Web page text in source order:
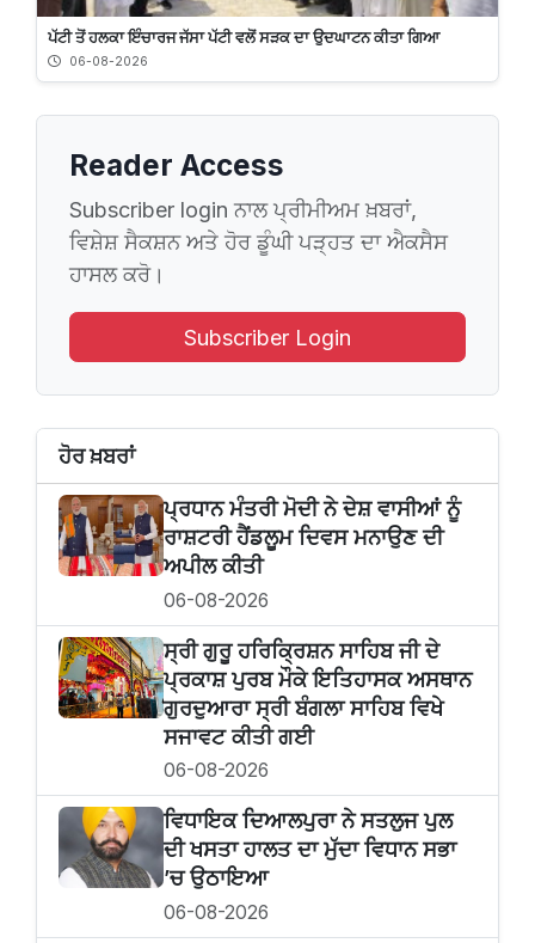
ਪੱਟੀ ਤੋਂ ਹਲਕਾ ਇੰਚਾਰਜ ਜੱਸਾ ਪੱਟੀ ਵਲੋਂ ਸੜਕ ਦਾ ਉਦਘਾਟਨ ਕੀਤਾ ਗਿਆ
06-08-2026
Reader Access
Subscriber login ਨਾਲ ਪ੍ਰੀਮੀਅਮ ਖ਼ਬਰਾਂ,
ਵਿਸ਼ੇਸ਼ ਸੈਕਸ਼ਨ ਅਤੇ ਹੋਰ ਡੂੰਘੀ ਪੜ੍ਹਤ ਦਾ ਐਕਸੈਸ
ਹਾਸਲ ਕਰੋ।
Subscriber Login
ਹੋਰ ਖ਼ਬਰਾਂ
ਪ੍ਰਧਾਨ ਮੰਤਰੀ ਮੋਦੀ ਨੇ ਦੇਸ਼ ਵਾਸੀਆਂ ਨੂੰ
ਰਾਸ਼ਟਰੀ ਹੈਂਡਲੂਮ ਦਿਵਸ ਮਨਾਉਣ ਦੀ
ਅਪੀਲ ਕੀਤੀ
06-08-2026
ਸ੍ਰੀ ਗੁਰੂ ਹਰਿਕ੍ਰਿਸ਼ਨ ਸਾਹਿਬ ਜੀ ਦੇ
ਪ੍ਰਕਾਸ਼ ਪੁਰਬ ਮੌਕੇ ਇਤਿਹਾਸਕ ਅਸਥਾਨ
ਗੁਰਦੁਆਰਾ ਸ੍ਰੀ ਬੰਗਲਾ ਸਾਹਿਬ ਵਿਖੇ
ਸਜਾਵਟ ਕੀਤੀ ਗਈ
06-08-2026
ਵਿਧਾਇਕ ਦਿਆਲਪੁਰਾ ਨੇ ਸਤਲੁਜ ਪੁਲ
ਦੀ ਖਸਤਾ ਹਾਲਤ ਦਾ ਮੁੱਦਾ ਵਿਧਾਨ ਸਭਾ
’ਚ ਉਠਾਇਆ
06-08-2026